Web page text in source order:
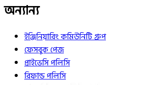
অন্যান্য
ইঞ্জিনিয়ারিং কমিউনিটি গ্রুপ
ফেসবুক পেজ
প্রাইভেসি পলিসি
রিফান্ড পলিসি